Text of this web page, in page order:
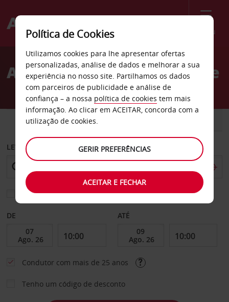
Menu
Welcome
AvisAluguer de carros Bayonne
CARRO
LEVANTAR EM
Escolher uma estação de devolução diferente
DE ATÉ
Condutor com mais de 25 anos
Tenho um código de desconto
Política de Cookies
Utilizamos cookies para lhe apresentar ofertas
personalizadas, análise de dados e melhorar a sua
experiência no nosso site. Partilhamos os dados
com parceiros de publicidade e análise de
confiança – a nossa política de cookies tem mais
informação. Ao clicar em ACEITAR, concorda com a
utilização de cookies.
GERIR PREFERÊNCIAS
ACEITAR E FECHAR